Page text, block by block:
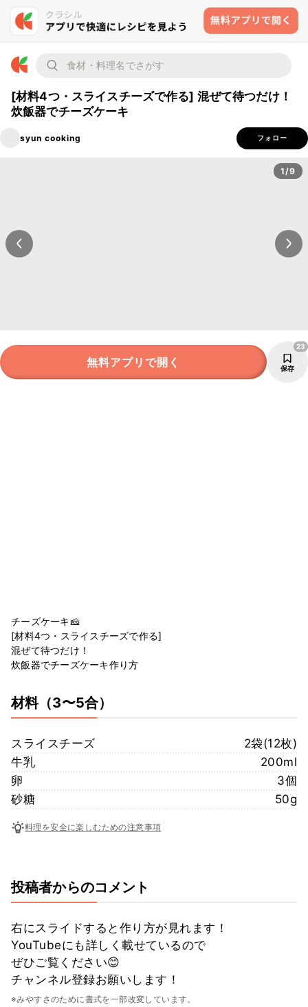
[材料4つ・スライスチーズで作る] 混ぜて待つだけ！
炊飯器でチーズケーキ
syun cooking フォロー
1/9
無料アプリで開く 保存
23
チーズケーキ🧀
[材料4つ・スライスチーズで作る]
混ぜて待つだけ！
炊飯器でチーズケーキ作り方
材料（3〜5合）
スライスチーズ
2袋(12枚)
牛乳
200ml
卵
3個
砂糖
50g
料理を安全に楽しむための注意事項
投稿者からのコメント
右にスライドすると作り方が見れます！
YouTubeにも詳しく載せているので
ぜひご覧ください😊
チャンネル登録お願いします！
※みやすさのために書式を一部改変しています。